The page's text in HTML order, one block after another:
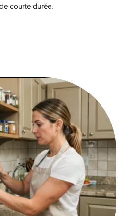
courte durée.